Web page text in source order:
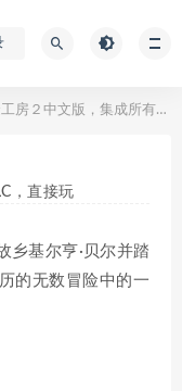
中文版，集成所有DLC，直接玩
，直接玩
乡基尔亨·贝尔并踏
的无数冒险中的一